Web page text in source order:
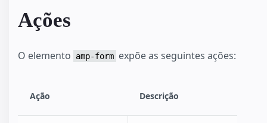
Ações
O elemento amp-form expõe as seguintes ações:
Ação Descrição